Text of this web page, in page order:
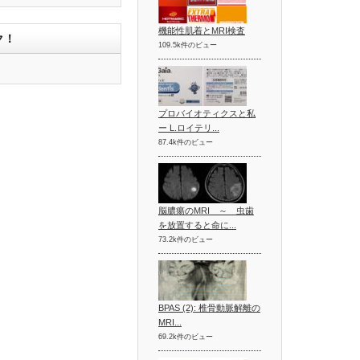
機能性肌着とMRI検査
109.5k件のビュー
プロバイオティクスと私
ー L.ロイテリ...
87.4k件のビュー
脳膿瘍のMRI ～ 虫歯
を放置すると命に...
73.2k件のビュー
BPAS (2): 椎骨動脈解離の
MRI...
69.2k件のビュー